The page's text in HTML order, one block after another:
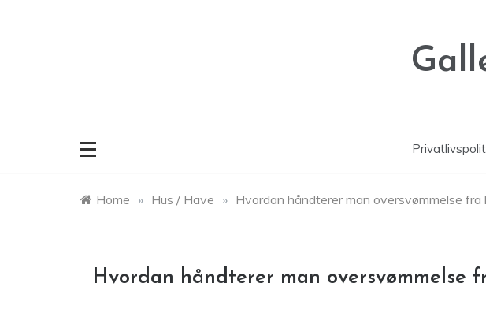
Home » Hus / Have » Hvordan håndterer man oversvømmelse fra
Hvordan håndterer man oversvømmelse